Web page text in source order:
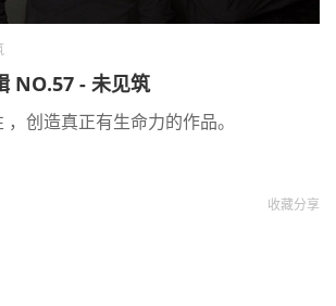
NO.57 - 未见筑
创造真正有生命力的作品。
收藏分享